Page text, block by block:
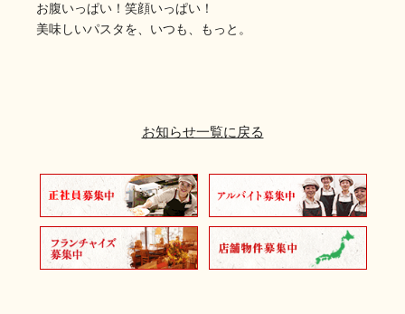
お腹いっぱい！笑顔いっぱい！
美味しいパスタを、いつも、もっと。
お知らせ一覧に戻る